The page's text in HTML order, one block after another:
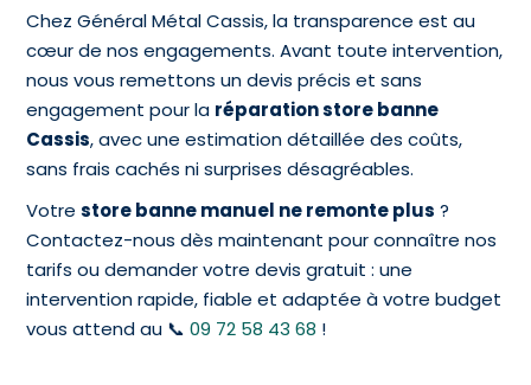
Chez Général Métal Cassis, la transparence est au
cœur de nos engagements. Avant toute intervention,
nous vous remettons un devis précis et sans
engagement pour la réparation store banne
Cassis, avec une estimation détaillée des coûts,
sans frais cachés ni surprises désagréables.
Votrestore banne manuel ne remonte plus ?
Contactez-nous dès maintenant pour connaître nos
tarifs ou demander votre devis gratuit : une
intervention rapide, fiable et adaptée à votre budget
vous attend au 📞09 72 58 43 68 !